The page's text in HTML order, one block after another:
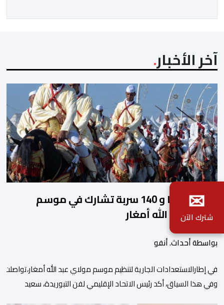
الغامبي، حيث يطمح الفريق […]
آخر الأخبار
2140 فارسا و 140 سربة تشارك في موسم
مولاي عبد الله أمغار
بواسطة أحداث. أنفو
في إطارالاستعدادات الجارية لتنظيم موسم مولاي عبد الله
وفي هذا السياق، أكد رئيس الاتحاد الإقليمي لفن التبوريدة، سعيد
✉
شترك الآن